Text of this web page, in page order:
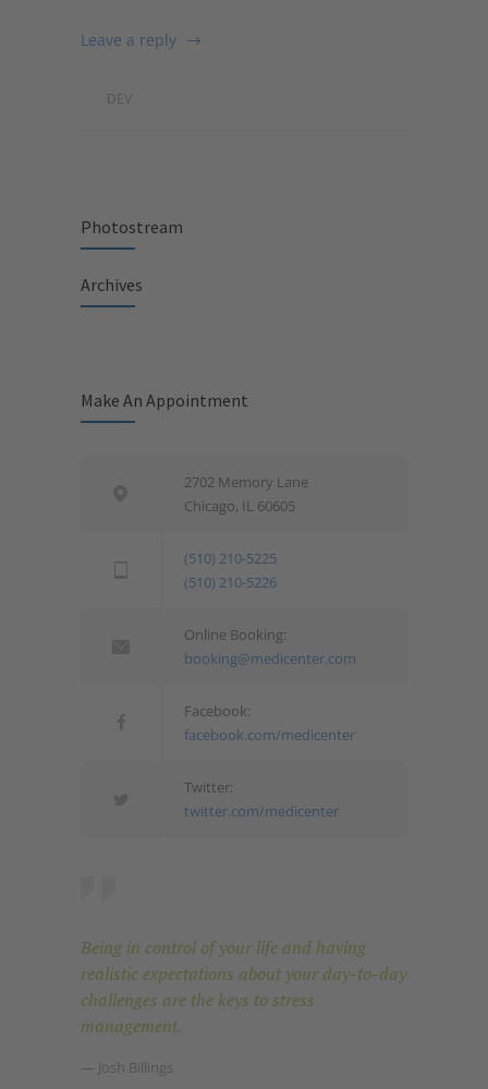
Leave a reply
DEV
Photostream
Archives
Make An Appointment
2702 Memory Lane
Chicago, IL 60605
(510) 210-5225
(510) 210-5226
Online Booking:
booking@medicenter.com
Facebook:
facebook.com/medicenter
Twitter:
twitter.com/medicenter
Being in control of your life and having
realistic expectations about your day-to-day
challenges are the keys to stress
management.
— Josh Billings